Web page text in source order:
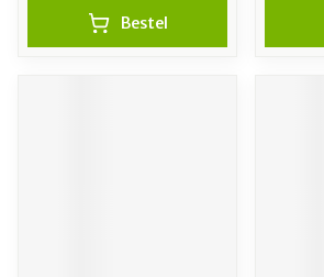
Bestel